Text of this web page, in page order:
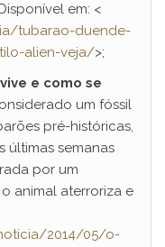
em: <
tubarao-duende-
alien-veja/>;
e como se
um fóssil
pré-históricas,
últimas semanas
por um
animal aterroriza e
2014/05/o-